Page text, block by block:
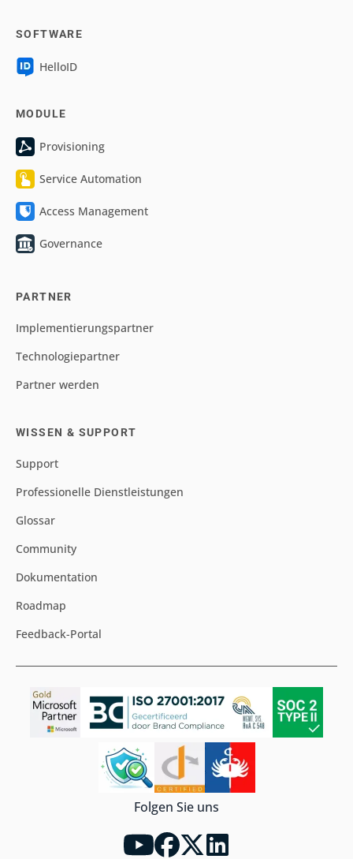
SOFTWARE
HelloID
MODULE
Provisioning
Service Automation
Access Management
Governance
PARTNER
Implementierungspartner
Technologiepartner
Partner werden
WISSEN & SUPPORT
Support
Professionelle Dienstleistungen
Glossar
Community
Dokumentation
Roadmap
Feedback-Portal
Folgen Sie uns